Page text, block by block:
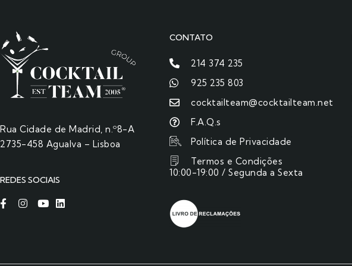
Rua Cidade de Madrid, n.º8-A
2735-458 Agualva – Lisboa
REDES SOCIAIS
CONTATO
214 374 235
925 235 803
cocktailteam@cocktailteam.net
F.A.Q.s
Política de Privacidade
Termos e Condições
10:00-19:00 / Segunda a Sexta